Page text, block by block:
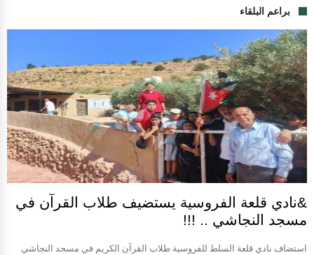
براعم البلقاء
&نادي قلعة الفروسية يستضيف طلاب القرآن في
مسجد النجاشي .. !!!
استضاف نادي قلعة السلط للفروسية طلاب القرآن الكريم في مسجد النجاشي